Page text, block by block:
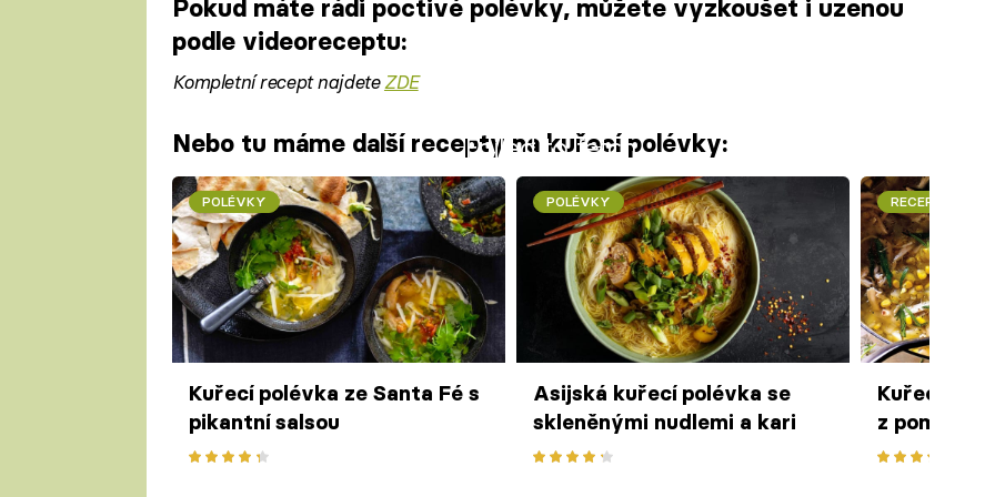
Pokud máte rádi poctivé polévky, můžete vyzkoušet i uzenou
podle videoreceptu:
Kompletní recept najdeteZDE
Failed to fetch
Nebo tu máme další recepty na kuřecí polévky:
POLÉVKY
Kuřecí polévka ze Santa Fé s
pikantní salsou
POLÉVKY
Asijská kuřecí polévka se
skleněnými nudlemi a kari
RECEPTY
Kuřecí
z pomalého